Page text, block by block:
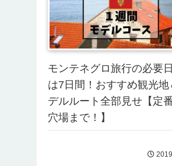
モンテネグロ旅行の必要
は7日間！おすすめ観光地
デルルート全部見せ【定
穴場まで！】